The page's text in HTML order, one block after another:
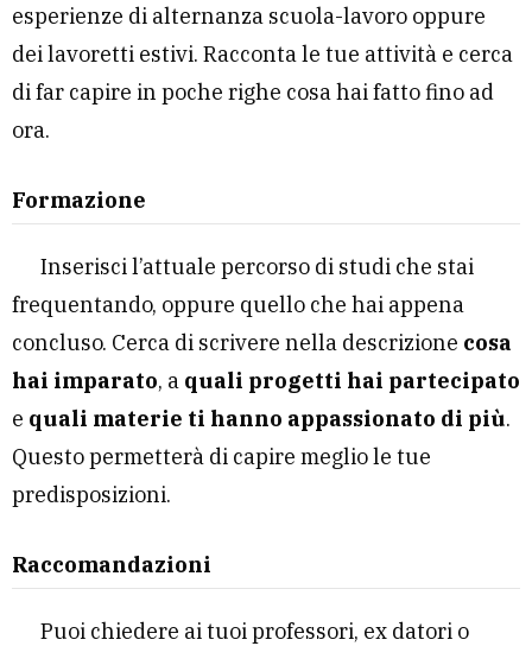
esperienze di alternanza scuola-lavoro oppure
dei lavoretti estivi. Racconta le tue attività e cerca
di far capire in poche righe cosa hai fatto fino ad
ora.
Formazione
Inserisci l’attuale percorso di studi che stai
frequentando, oppure quello che hai appena
concluso. Cerca di scrivere nella descrizione cosa
hai imparato, a quali progetti hai partecipato
e quali materie ti hanno appassionato di più.
Questo permetterà di capire meglio le tue
predisposizioni.
Raccomandazioni
Puoi chiedere ai tuoi professori, ex datori o